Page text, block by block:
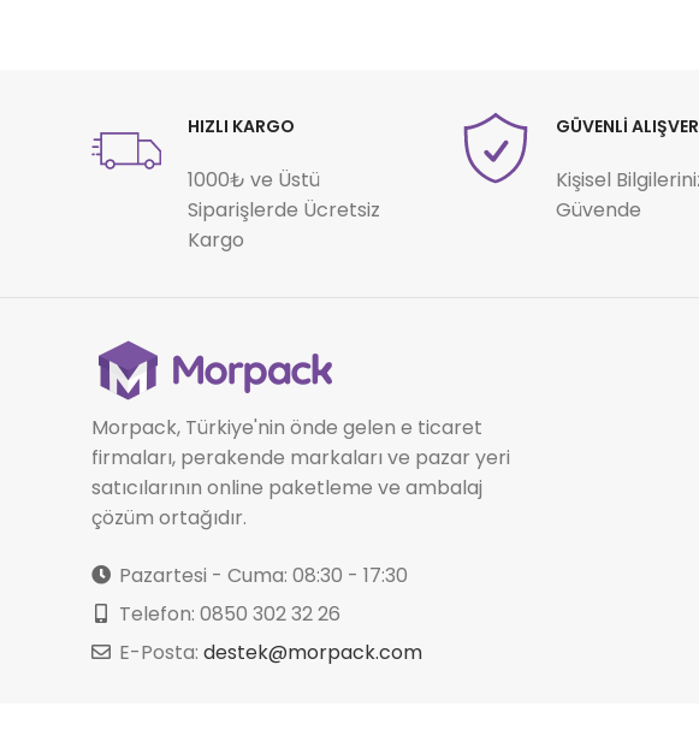
HIZLI KARGO
1000₺ ve Üstü
Siparişlerde Ücretsiz
Kargo
GÜVENLİ
Kişisel
Güvende
Morpack, Türkiye'nin önde gelen e ticaret
firmaları, perakende markaları ve pazar yeri
satıcılarının online paketleme ve ambalaj
çözüm ortağıdır.
Pazartesi - Cuma: 08:30 - 17:30
Telefon: 0850 302 32 26
E-Posta: destek@morpack.com